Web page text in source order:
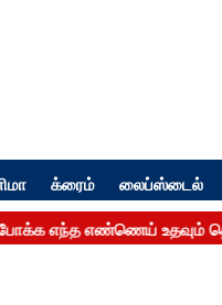
க்ரைம் லைப்ஸ்டைல்